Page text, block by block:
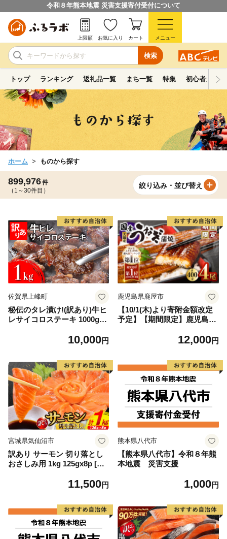
令和８年熊本地震 災害支援寄付受付について
検索
上限額 お気に入り カート メニュー
トップ ランキング 返礼品一覧 まち一覧 特集 初心者ガイド
ホーム ものから探す
899,976件
（1～30件目）
絞り込み・並び替え
佐賀県上峰町
秘伝のタレ漬け!(訳あり)牛ヒ
レサイコロステーキ 1000g
10,000円
鹿児島県鹿屋市
【10/1(木)より寄附金額改定
予定】【期間限定】鹿児島県
12,000円
宮城県気仙沼市
訳あり サーモン 切り落とし
おさしみ用 1kg 125gx8p [足
4313] 魚 魚介類 鮭 お刺し身
介
11,500円
熊本県八代市
【熊本県八代市】令和８年熊
本地震 災害支援
1,000円